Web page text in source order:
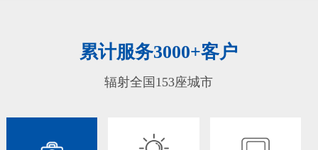
累计服务3000+客户
辐射全国153座城市